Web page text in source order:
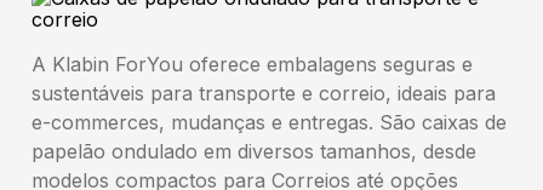
A Klabin ForYou oferece embalagens seguras e
sustentáveis para transporte e correio, ideais para
e-commerces, mudanças e entregas. São caixas de
papelão ondulado em diversos tamanhos, desde
modelos compactos para Correios até opções
4º transporte
5 º